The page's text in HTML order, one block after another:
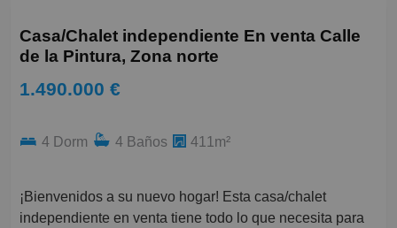
Casa/Chalet independiente En venta Calle
de la Pintura, Zona norte
1.490.000 €
4 Dorm 4 Baños 411m²
¡Bienvenidos a su nuevo hogar! Esta casa/chalet
independiente en venta tiene todo lo que necesita para